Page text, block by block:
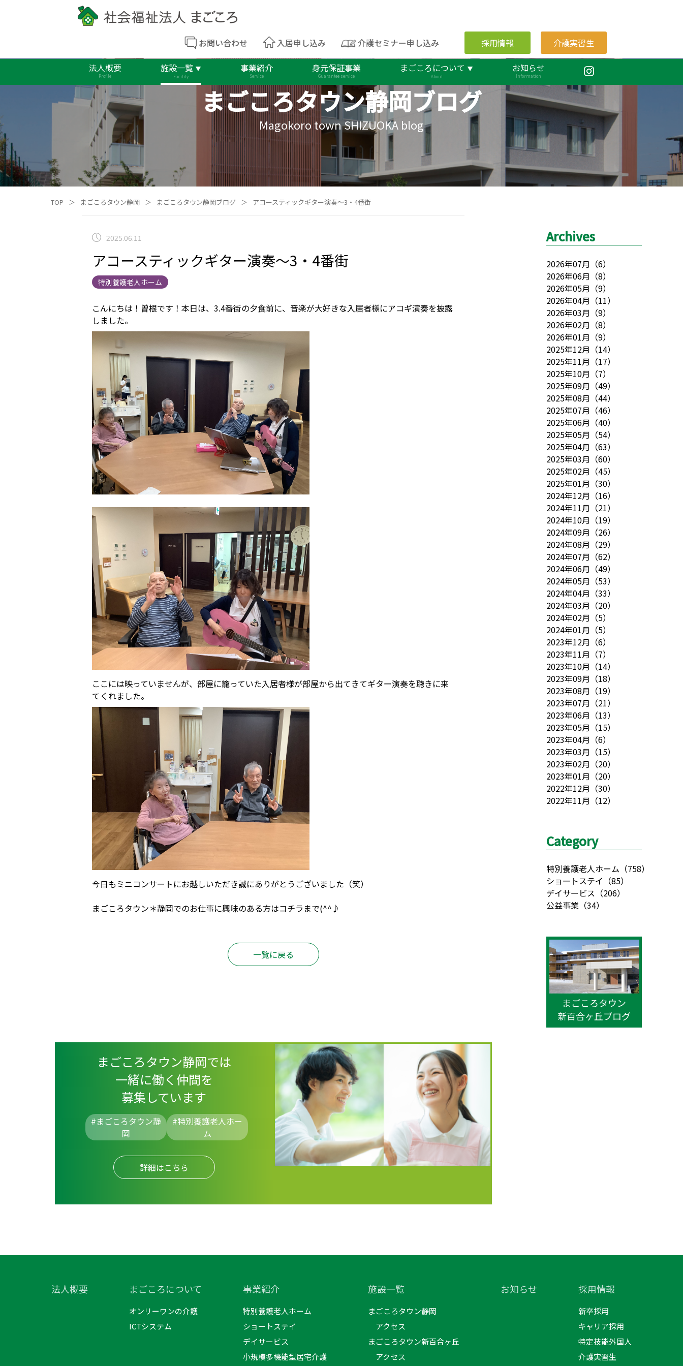
お問い合わせ 入居申し込み 介護セミナー申し込み 採用情報 介護実習生
法人概要
Profile
施設一覧
Facility
事業紹介
Service
身元保証事業
Guarantee service
まごころについて
About
お知らせ
Information
まごころタウン静岡ブログ
Magokoro town SHIZUOKA blog
TOP ＞ まごころタウン静岡 ＞ まごころタウン静岡ブログ ＞ アコースティックギター演奏～3・4番街
2025.06.11
アコースティックギター演奏～3・4番街
特別養護老人ホーム
こんにちは！曽根です！本日は、3.4番街の夕食前に、音楽が大好きな入居者様にアコギ演奏を披露
しました。
ここには映っていませんが、部屋に籠っていた入居者様が部屋から出てきてギター演奏を聴きに来
てくれました。
今日もミニコンサートにお越しいただき誠にありがとうございました（笑）
まごころタウン＊静岡でのお仕事に興味のある方はコチラ まで(^^♪
一覧に戻る
まごころタウン静岡では
一緒に働く仲間を
募集しています
#まごころタウン静
岡
#特別養護老人ホー
ム
詳細はこちら
Archives
2026年07月 （6）
2026年06月 （8）
2026年05月 （9）
2026年04月 （11）
2026年03月 （9）
2026年02月 （8）
2026年01月 （9）
2025年12月 （14）
2025年11月 （17）
2025年10月 （7）
2025年09月 （49）
2025年08月 （44）
2025年07月 （46）
2025年06月 （40）
2025年05月 （54）
2025年04月 （63）
2025年03月 （60）
2025年02月 （45）
2025年01月 （30）
2024年12月 （16）
2024年11月 （21）
2024年10月 （19）
2024年09月 （26）
2024年08月 （29）
2024年07月 （62）
2024年06月 （49）
2024年05月 （53）
2024年04月 （33）
2024年03月 （20）
2024年02月 （5）
2024年01月 （5）
2023年12月 （6）
2023年11月 （7）
2023年10月 （14）
2023年09月 （18）
2023年08月 （19）
2023年07月 （21）
2023年06月 （13）
2023年05月 （15）
2023年04月 （6）
2023年03月 （15）
2023年02月 （20）
2023年01月 （20）
2022年12月 （30）
2022年11月 （12）
Category
特別養護老人ホーム （758）
ショートステイ （85）
デイサービス （206）
公益事業 （34）
まごころタウン
新百合ヶ丘ブログ
法人概要 まごころについて
オンリーワンの介護
ICTシステム
事業紹介
特別養護老人ホーム
ショートステイ
デイサービス
小規模多機能型居宅介護
施設一覧
まごころタウン静岡
アクセス
まごころタウン新百合ヶ丘
アクセス
お知らせ 採用情報
新卒採用
キャリア採用
特定技能外国人
介護実習生